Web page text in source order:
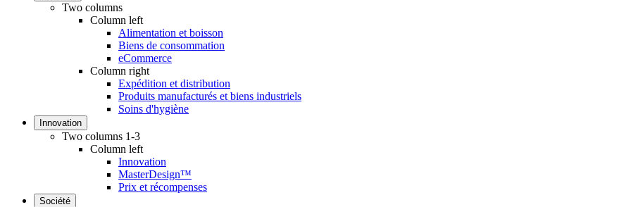
Two columns
Column left
Alimentation et boisson
Biens de consommation
eCommerce
Column right
Expédition et distribution
Produits manufacturés et biens industriels
Soins d'hygiène
Innovation
Two columns 1-3
Column left
Innovation
MasterDesign™
Prix et récompenses
Société